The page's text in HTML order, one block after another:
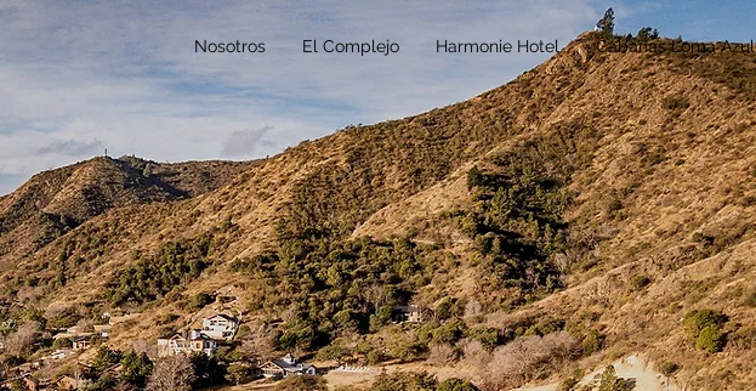
Nosotros El Complejo Harmonie Hotel Cabañas Loma Azul